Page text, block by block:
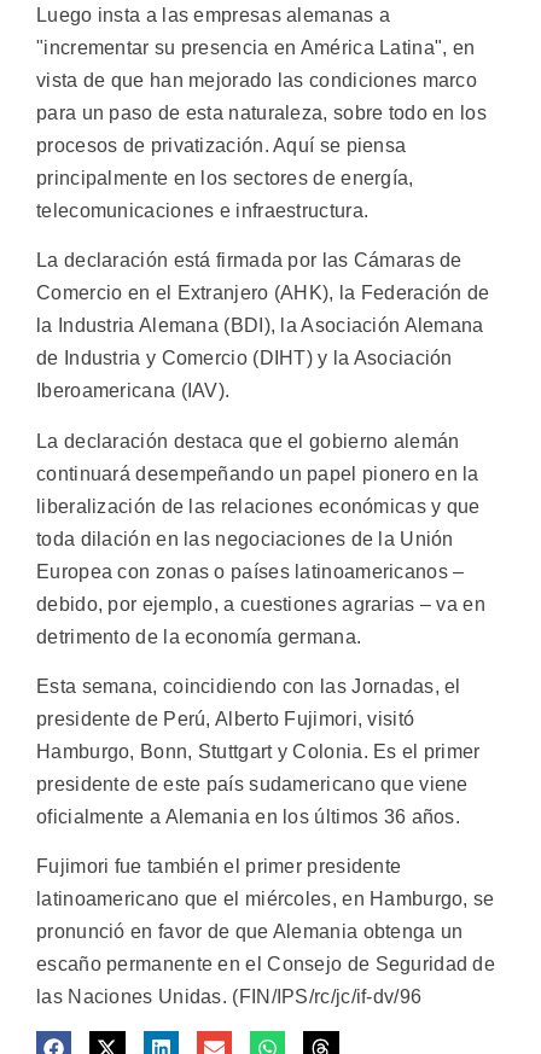
Luego insta a las empresas alemanas a
"incrementar su presencia en América Latina", en
vista de que han mejorado las condiciones marco
para un paso de esta naturaleza, sobre todo en los
procesos de privatización. Aquí se piensa
principalmente en los sectores de energía,
telecomunicaciones e infraestructura.
La declaración está firmada por las Cámaras de
Comercio en el Extranjero (AHK), la Federación de
la Industria Alemana (BDI), la Asociación Alemana
de Industria y Comercio (DIHT) y la Asociación
Iberoamericana (IAV).
La declaración destaca que el gobierno alemán
continuará desempeñando un papel pionero en la
liberalización de las relaciones económicas y que
toda dilación en las negociaciones de la Unión
Europea con zonas o países latinoamericanos –
debido, por ejemplo, a cuestiones agrarias – va en
detrimento de la economía germana.
Esta semana, coincidiendo con las Jornadas, el
presidente de Perú, Alberto Fujimori, visitó
Hamburgo, Bonn, Stuttgart y Colonia. Es el primer
presidente de este país sudamericano que viene
oficialmente a Alemania en los últimos 36 años.
Fujimori fue también el primer presidente
latinoamericano que el miércoles, en Hamburgo, se
pronunció en favor de que Alemania obtenga un
escaño permanente en el Consejo de Seguridad de
las Naciones Unidas. (FIN/IPS/rc/jc/if-dv/96